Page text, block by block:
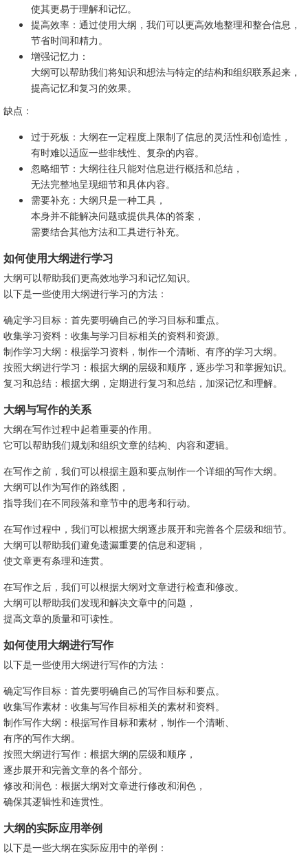
使其更易于理解和记忆。
提高效率：通过使用大纲，我们可以更高效地整理和整合信息，
节省时间和精力。
增强记忆力：
大纲可以帮助我们将知识和想法与特定的结构和组织联系起来，
提高记忆和复习的效果。
缺点：
过于死板：大纲在一定程度上限制了信息的灵活性和创造性，
有时难以适应一些非线性、复杂的内容。
忽略细节：大纲往往只能对信息进行概括和总结，
无法完整地呈现细节和具体内容。
需要补充：大纲只是一种工具，
本身并不能解决问题或提供具体的答案，
需要结合其他方法和工具进行补充。
如何使用大纲进行学习
大纲可以帮助我们更高效地学习和记忆知识。
以下是一些使用大纲进行学习的方法：
确定学习目标：首先要明确自己的学习目标和重点。
收集学习资料：收集与学习目标相关的资料和资源。
制作学习大纲：根据学习资料，制作一个清晰、有序的学习大纲。
按照大纲进行学习：根据大纲的层级和顺序，逐步学习和掌握知识。
复习和总结：根据大纲，定期进行复习和总结，加深记忆和理解。
大纲与写作的关系
大纲在写作过程中起着重要的作用。
它可以帮助我们规划和组织文章的结构、内容和逻辑。
在写作之前，我们可以根据主题和要点制作一个详细的写作大纲。
大纲可以作为写作的路线图，
指导我们在不同段落和章节中的思考和行动。
在写作过程中，我们可以根据大纲逐步展开和完善各个层级和细节。
大纲可以帮助我们避免遗漏重要的信息和逻辑，
使文章更有条理和连贯。
在写作之后，我们可以根据大纲对文章进行检查和修改。
大纲可以帮助我们发现和解决文章中的问题，
提高文章的质量和可读性。
如何使用大纲进行写作
以下是一些使用大纲进行写作的方法：
确定写作目标：首先要明确自己的写作目标和要点。
收集写作素材：收集与写作目标相关的素材和资料。
制作写作大纲：根据写作目标和素材，制作一个清晰、
有序的写作大纲。
按照大纲进行写作：根据大纲的层级和顺序，
逐步展开和完善文章的各个部分。
修改和润色：根据大纲对文章进行修改和润色，
确保其逻辑性和连贯性。
大纲的实际应用举例
以下是一些大纲在实际应用中的举例：